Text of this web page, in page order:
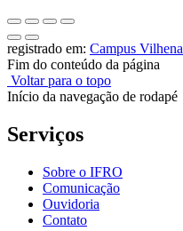
registrado em: Campus Vilhena
Fim do conteúdo da página
Voltar para o topo
Início da navegação de rodapé
Serviços
Sobre o IFRO
Comunicação
Ouvidoria
Contato